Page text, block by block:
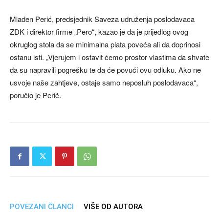
Mladen Perić, predsjednik Saveza udruženja poslodavaca
ZDK i direktor firme „Pero“, kazao je da je prijedlog ovog
okruglog stola da se minimalna plata poveća ali da doprinosi
ostanu isti. „Vjerujem i ostavit ćemo prostor vlastima da shvate
da su napravili pogrešku te da će povući ovu odluku. Ako ne
usvoje naše zahtjeve, ostaje samo neposluh poslodavaca“,
poručio je Perić.
POVEZANI ČLANCI VIŠE OD AUTORA